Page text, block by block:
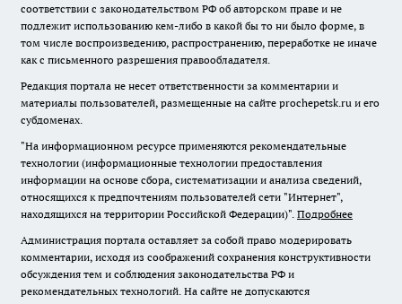
соответствии с законодательством РФ об авторском праве и не
подлежит использованию кем-либо в какой бы то ни было форме, в
том числе воспроизведению, распространению, переработке не иначе
как с письменного разрешения правообладателя.
Редакция портала не несет ответственности за комментарии и
материалы пользователей, размещенные на сайте prochepetsk.ru и его
субдоменах.
"На информационном ресурсе применяются рекомендательные
технологии (информационные технологии предоставления
информации на основе сбора, систематизации и анализа сведений,
относящихся к предпочтениям пользователей сети "Интернет",
находящихся на территории Российской Федерации)". Подробнее
Администрация портала оставляет за собой право модерировать
комментарии, исходя из соображений сохранения конструктивности
обсуждения тем и соблюдения законодательства РФ и
рекомендательных технологий. На сайте не допускаются